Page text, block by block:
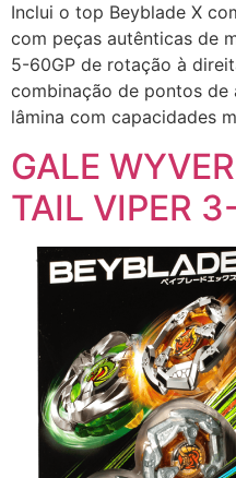
Inclui o top Beyblade X
com peças autênticas de
5-60GP de rotação à
combinação de pontos de
lâmina com capacidades
GALE
TAIL VIPER